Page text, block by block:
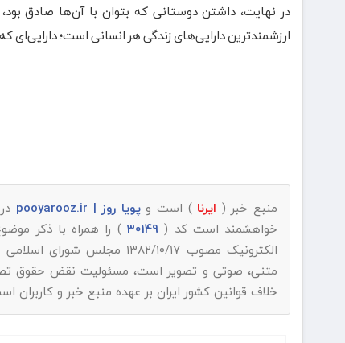
در نهایت، داشتن دوستانی که بتوان با آن‌ها صادق
ارزشمندترین دارایی‌های زندگی هر انسانی است؛ دارایی‌ای
منبع خبر ( ایرنا ) است وپویا روز | pooyarooz.ir
خواهشمند است کد (30149 ) را همراه با ذکر
الکترونیک مصوب ۱۳۸۲/۱۰/۱۷ مجلس شورای اسلامی و با عنایت به اینکه
متنی، صوتی و تصویر است، مسئولیت نقض حقوق
خلاف قوانین کشور ایران بر عهده منبع خبر و کاربران